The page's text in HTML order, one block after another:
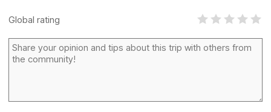
Global rating